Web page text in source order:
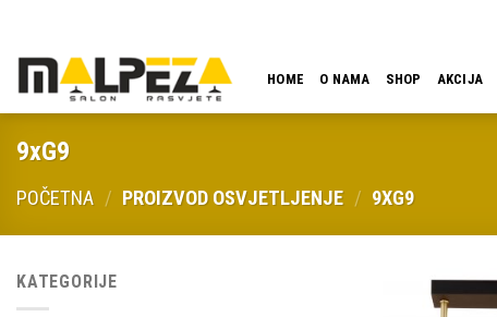
content
HOME O NAMA SHOP AKCIJA
9xG9
POČETNA / PROIZVOD OSVJETLJENJE / 9XG9
KATEGORIJE